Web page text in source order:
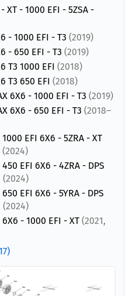
XT - 1000 EFI - 5ZSA -
- 1000 EFI - T3 (2019)
- 650 EFI - T3 (2019)
T3 1000 EFI (2018)
T3 650 EFI (2018)
6X6 - 1000 EFI - T3 (2019)
6X6 - 650 EFI - T3 (2018–
EFI 6X6 - 5ZRA - XT
(2024)
EFI 6X6 - 4ZRA - DPS
(2024)
EFI 6X6 - 5YRA - DPS
(2024)
- 1000 EFI - XT (2021,